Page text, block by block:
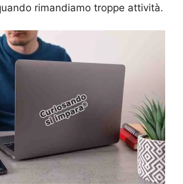
rimandiamo troppe attività.